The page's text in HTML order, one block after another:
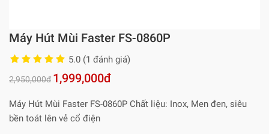
Máy Hút Mùi Faster FS-0860P
5.0 (1 đánh giá)
2,950,000đ 1,999,000đ
Máy Hút Mùi Faster FS-0860P Chất liệu: Inox, Men đen, siêu
bền toát lên vẻ cổ điện